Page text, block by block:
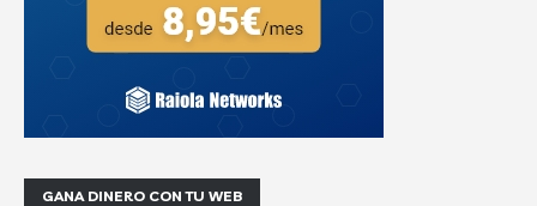
GANA DINERO CON TU WEB